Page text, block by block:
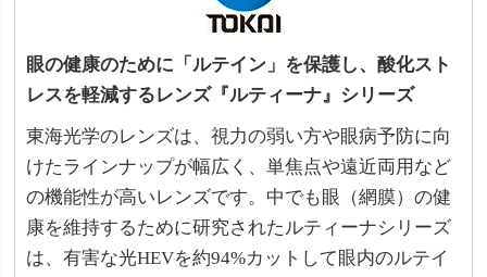
眼の健康のために「ルテイン」を保護し、酸化スト
レスを軽減するレンズ『ルティーナ』シリーズ
東海光学のレンズは、視力の弱い方や眼病予防に向
けたラインナップが幅広く、単焦点や遠近両用など
の機能性が高いレンズです。中でも眼（網膜）の健
康を維持するために研究されたルティーナシリーズ
は、有害な光HEVを約94%カットして眼内のルテイ